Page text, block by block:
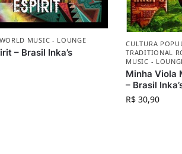
MUSIC - LOUNGE
– Brasil Inka’s
CULTURA
TRADITIONAL
MUSIC -
Minha Viola
– Brasil
R$ 30,90